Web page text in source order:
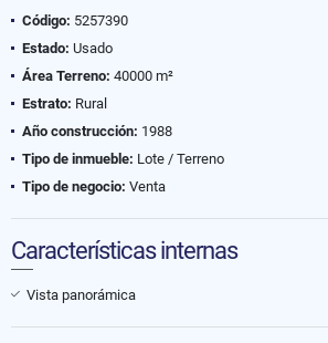
Código: 5257390
Estado: Usado
Área Terreno: 40000 m²
Estrato: Rural
Año construcción: 1988
Tipo de inmueble: Lote / Terreno
Tipo de negocio: Venta
Características internas
Vista panorámica